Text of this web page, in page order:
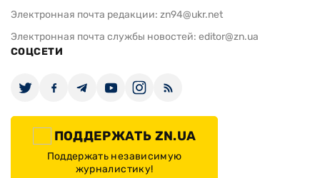
Электронная почта редакции: zn94@ukr.net
Электронная почта службы новостей: editor@zn.ua
СОЦСЕТИ
ПОДДЕРЖАТЬ ZN.UA
Поддержать независимую
журналистику!